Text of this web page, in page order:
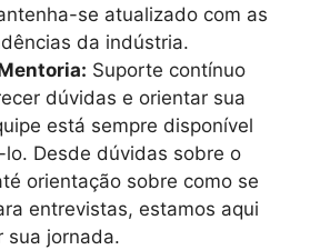
se atualizado com as
da indústria.
Suporte contínuo
dúvidas e orientar sua
está sempre disponível
lo. Desde dúvidas sobre o
orientação sobre como se
entrevistas, estamos aqui
sua jornada.